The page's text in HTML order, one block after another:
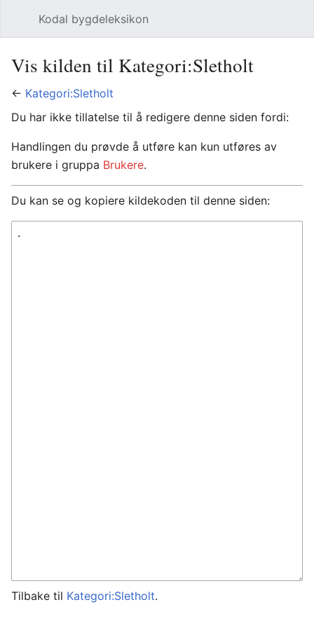
Kodal bygdeleksikon
Vis kilden til Kategori:Sletholt
← Kategori:Sletholt
Du har ikke tillatelse til å redigere denne siden fordi:
Handlingen du prøvde å utføre kan kun utføres av
brukere i gruppa Brukere.
Du kan se og kopiere kildekoden til denne siden:
Tilbake til Kategori:Sletholt.